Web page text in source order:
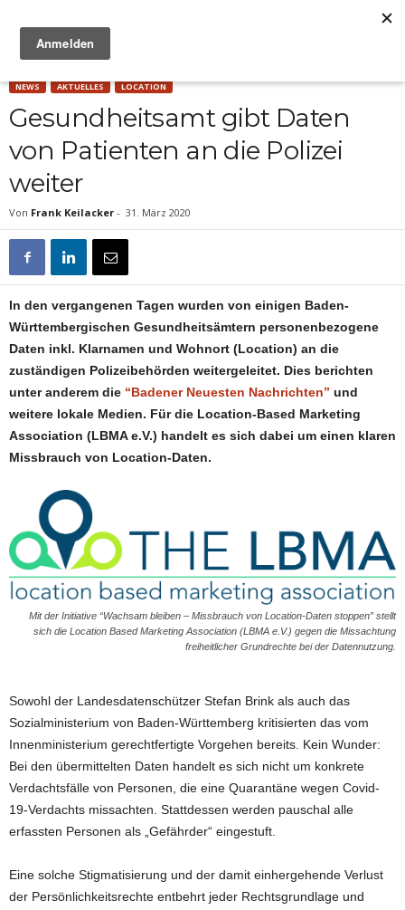
NEWS AKTUELLES LOCATION
Gesundheitsamt gibt Daten
von Patienten an die Polizei
weiter
Von Frank Keilacker - 31. März 2020
In den vergangenen Tagen wurden von einigen Baden-
Württembergischen Gesundheitsämtern personenbezogene
Daten inkl. Klarnamen und Wohnort (Location) an die
zuständigen Polizeibehörden weitergeleitet. Dies berichten
unter anderem die “Badener Neuesten Nachrichten” und
weitere lokale Medien. Für die Location-Based Marketing
Association (LBMA e.V.) handelt es sich dabei um einen klaren
Missbrauch von Location-Daten.
Mit der Initiative “Wachsam bleiben – Missbrauch von Location-Daten stoppen” stellt
sich die Location Based Marketing Association (LBMA e.V.) gegen die Missachtung
freiheitlicher Grundrechte bei der Datennutzung.
Sowohl der Landesdatenschützer Stefan Brink als auch das
Sozialministerium von Baden-Württemberg kritisierten das vom
Innenministerium gerechtfertigte Vorgehen bereits. Kein Wunder:
Bei den übermittelten Daten handelt es sich nicht um konkrete
Verdachtsfälle von Personen, die eine Quarantäne wegen Covid-
19-Verdachts missachten. Stattdessen werden pauschal alle
erfassten Personen als „Gefährder“ eingestuft.
Eine solche Stigmatisierung und der damit einhergehende Verlust
der Persönlichkeitsrechte entbehrt jeder Rechtsgrundlage und